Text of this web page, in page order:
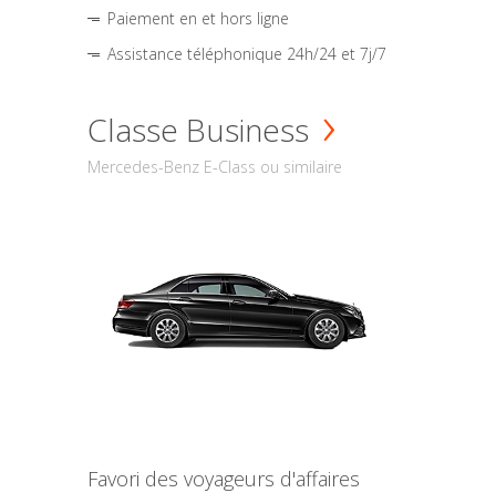
Paiement en et hors ligne
Assistance téléphonique 24h/24 et 7j/7
Classe Business
Mercedes-Benz E-Class ou similaire
Favori des voyageurs d'affaires